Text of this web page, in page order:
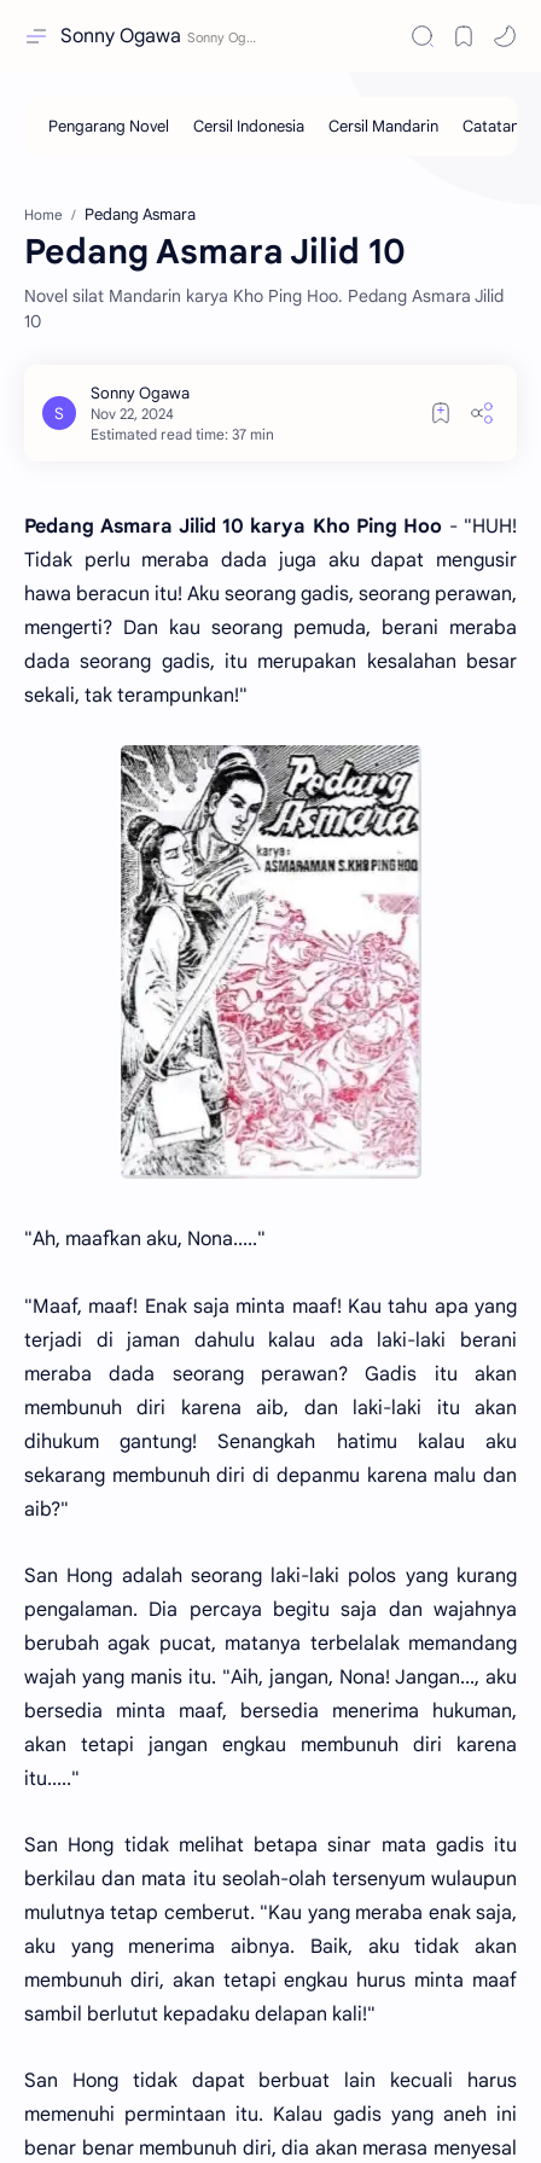
Sonny Ogawa
Home Pedang Asmara
Pedang Asmara Jilid 10
Novel silat Mandarin karya Kho Ping Hoo. Pedang Asmara Jilid
10
Estimated read time: 37 min
Pedang Asmara Jilid 10 karya Kho Ping Hoo - "HUH!
Tidak perlu meraba dada juga aku dapat mengusir
hawa beracun itu! Aku seorang gadis, seorang perawan,
mengerti? Dan kau seorang pemuda, berani meraba
dada seorang gadis, itu merupakan kesalahan besar
sekali, tak terampunkan!"
"Ah, maafkan aku, Nona....."
"Maaf, maaf! Enak saja minta maaf! Kau tahu apa yang
terjadi di jaman dahulu kalau ada laki-laki berani
meraba dada seorang perawan? Gadis itu akan
membunuh diri karena aib, dan laki-laki itu akan
dihukum gantung! Senangkah hatimu kalau aku
sekarang membunuh diri di depanmu karena malu dan
aib?"
San Hong adalah seorang laki-laki polos yang kurang
pengalaman. Dia percaya begitu saja dan wajahnya
berubah agak pucat, matanya terbelalak memandang
wajah yang manis itu. "Aih, jangan, Nona! Jangan..., aku
bersedia minta maaf, bersedia menerima hukuman,
akan tetapi jangan engkau membunuh diri karena
itu....."
San Hong tidak melihat betapa sinar mata gadis itu
berkilau dan mata itu seolah-olah tersenyum wulaupun
mulutnya tetap cemberut. "Kau yang meraba enak saja,
aku yang menerima aibnya. Baik, aku tidak akan
membunuh diri, akan tetapi engkau hurus minta maaf
sambil berlutut kepadaku delapan kali!"
San Hong tidak dapat berbuat lain kecuali harus
memenuhi permintaan itu. Kalau gadis yang aneh ini
benar benar membunuh diri, dia akan merasa menyesal